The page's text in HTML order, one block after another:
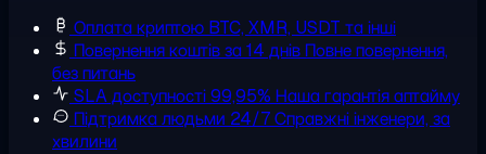
Оплата криптою BTC, XMR, USDT та інші
Повернення коштів за 14 днів Повне повернення,
без питань
SLA доступності 99,95% Наша гарантія аптайму
Підтримка людьми 24/7Справжні інженери, за
хвилини